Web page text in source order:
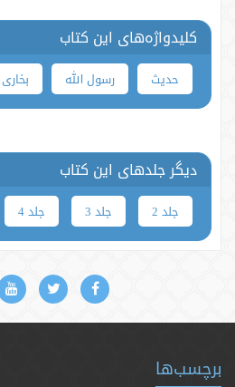
کلیدواژه‌های این کتاب
حدیث رسول الله بخاری
دیگر جلدهای این کتاب
جلد 2 جلد 3 جلد 4
برچسب‌ها